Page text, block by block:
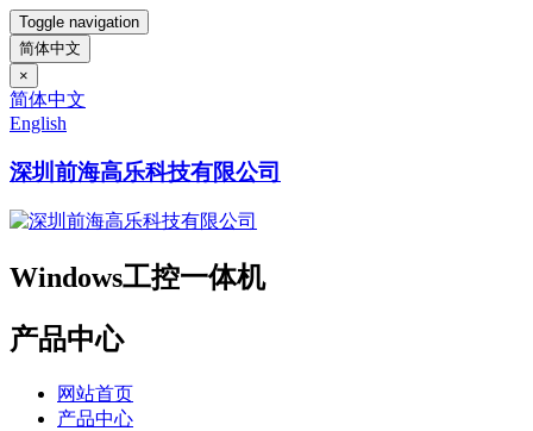
Toggle navigation
简体中文
×
简体中文
English
深圳前海高乐科技有限公司
Windows工控一体机
产品中心
网站首页
产品中心